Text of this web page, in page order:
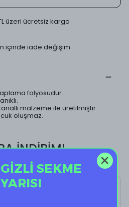
üzeri ücretsiz kargo
içinde iade değişim
folyosudur.
malzeme ile üretilmiştir
oluşmaz.
İNDİRİM!
SEKME